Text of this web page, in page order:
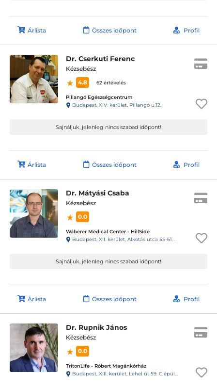
Árlista Összes időpont Profil
Dr. Cserkuti Ferenc
Kézsebész
4.8
62 értékelés
Pillangó Egészségcentrum
Budapest, XIV. kerület, Pillangó u.12.
Sajnáljuk, jelenleg nincs szabad időpont!
Árlista Összes időpont Profil
Dr. Mátyási Csaba
Kézsebész
0.0
Wáberer Medical Center - HillSide
Budapest, XII. kerület, Alkotás utca 55-61. Hillside
Sajnáljuk, jelenleg nincs szabad időpont!
Árlista Összes időpont Profil
Dr. Rupnik János
Kézsebész
0.0
TritonLife - Róbert Magánkórház
Budapest, XIII. kerület, Lehel út 59. C épület